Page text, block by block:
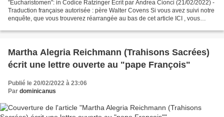
"Eucharistomen": in Codice Ratzinger Écrit par Andrea Cionci (21/02/2022) -
Traduction française autorisée : père Walter Covens Si vous avez suivi notre
enquête, que vous trouverez réarrangée au bas de cet article ICI , vous
Martha Alegria Reichmann (Trahisons Sacrées)
écrit une lettre ouverte au "pape François"
Publié le 20/02/2022 à 23:06
Par dominicanus